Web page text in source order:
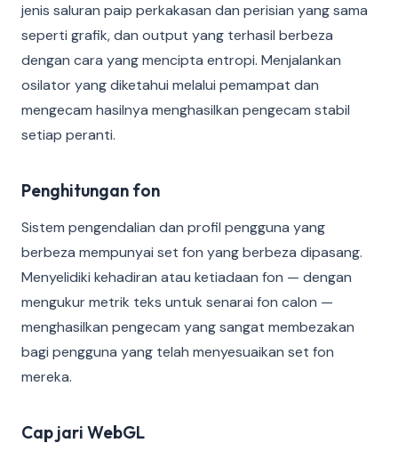
jenis saluran paip perkakasan dan perisian yang sama
seperti grafik, dan output yang terhasil berbeza
dengan cara yang mencipta entropi. Menjalankan
osilator yang diketahui melalui pemampat dan
mengecam hasilnya menghasilkan pengecam stabil
setiap peranti.
Penghitungan fon
Sistem pengendalian dan profil pengguna yang
berbeza mempunyai set fon yang berbeza dipasang.
Menyelidiki kehadiran atau ketiadaan fon — dengan
mengukur metrik teks untuk senarai fon calon —
menghasilkan pengecam yang sangat membezakan
bagi pengguna yang telah menyesuaikan set fon
mereka.
Cap jari WebGL